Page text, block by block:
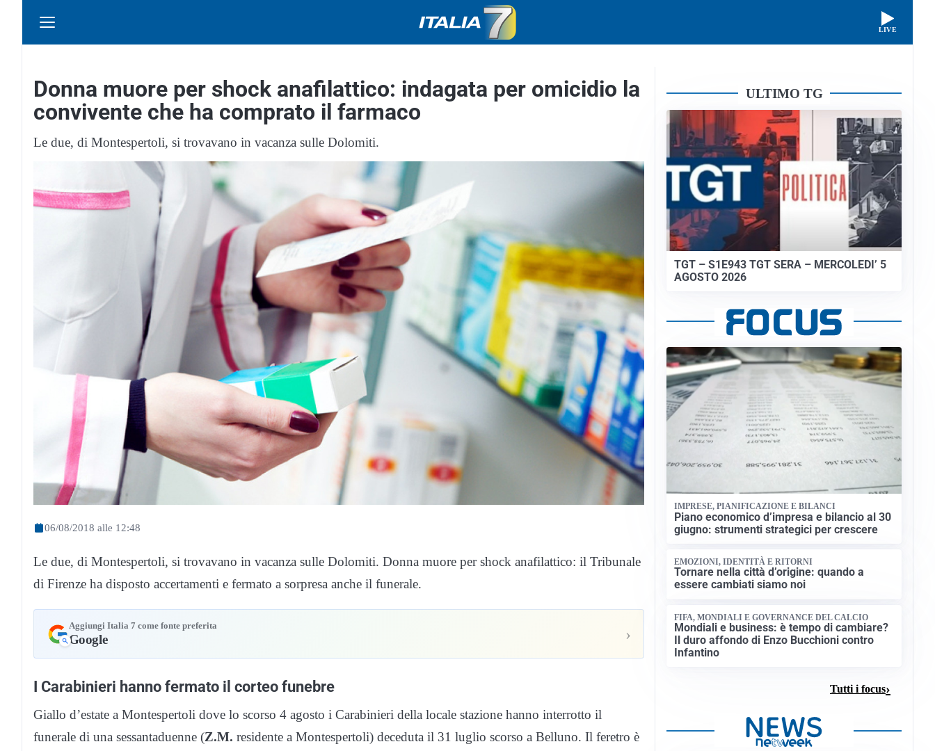
LIVE
Donna muore per shock anafilattico: indagata per omicidio la
convivente che ha comprato il farmaco
Le due, di Montespertoli, si trovavano in vacanza sulle Dolomiti.
06/08/2018 alle 12:48
Le due, di Montespertoli, si trovavano in vacanza sulle Dolomiti. Donna muore per shock anafilattico: il Tribunale
di Firenze ha disposto accertamenti e fermato a sorpresa anche il funerale.
Aggiungi Italia 7 come fonte preferita
Google ›
I Carabinieri hanno fermato il corteo funebre
Giallo d’estate a Montespertoli dove lo scorso 4 agosto i Carabinieri della locale stazione hanno interrotto il
funerale di una sessantaduenne (Z.M. residente a Montespertoli) deceduta il 31 luglio scorso a Belluno. Il feretro è
ULTIMO TG
TGT – S1E943 TGT SERA – MERCOLEDI’ 5
AGOSTO 2026
IMPRESE, PIANIFICAZIONE E BILANCI
Piano economico d’impresa e bilancio al 30
giugno: strumenti strategici per crescere
EMOZIONI, IDENTITÀ E RITORNI
Tornare nella città d’origine: quando a
essere cambiati siamo noi
FIFA, MONDIALI E GOVERNANCE DEL CALCIO
Mondiali e business: è tempo di cambiare?
Il duro affondo di Enzo Bucchioni contro
Infantino
Tutti i focus